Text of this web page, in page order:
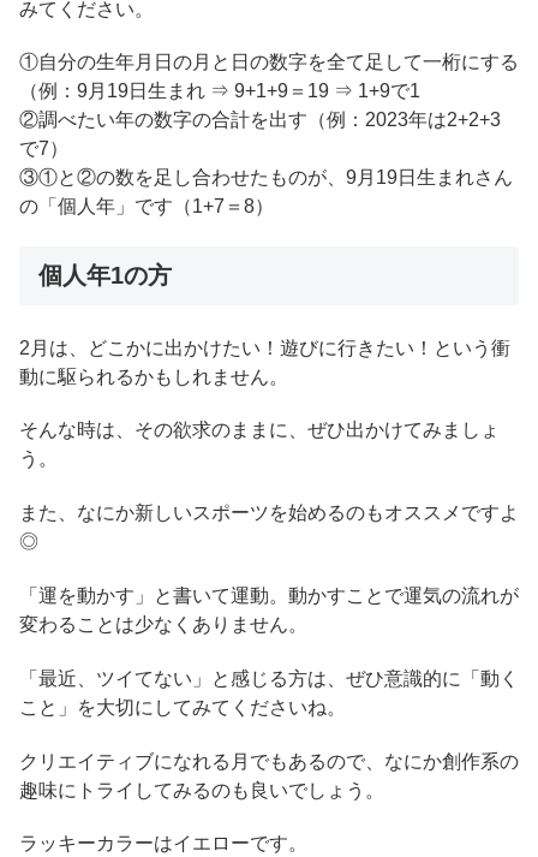
みてください。
①自分の生年月日の月と日の数字を全て足して一桁にする
（例：9月19日生まれ ⇒ 9+1+9＝19 ⇒ 1+9で1
②調べたい年の数字の合計を出す（例：2023年は2+2+3
で7）
③①と②の数を足し合わせたものが、9月19日生まれさん
の「個人年」です（1+7＝8）
個人年1の方
2月は、どこかに出かけたい！遊びに行きたい！という衝
動に駆られるかもしれません。
そんな時は、その欲求のままに、ぜひ出かけてみましょ
う。
また、なにか新しいスポーツを始めるのもオススメですよ
◎
「運を動かす」と書いて運動。動かすことで運気の流れが
変わることは少なくありません。
「最近、ツイてない」と感じる方は、ぜひ意識的に「動く
こと」を大切にしてみてくださいね。
クリエイティブになれる月でもあるので、なにか創作系の
趣味にトライしてみるのも良いでしょう。
ラッキーカラーはイエローです。